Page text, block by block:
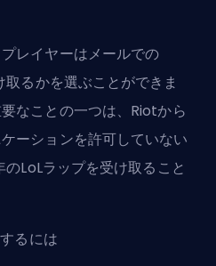
レイヤーはメールでの
るかを選ぶことができま
なことの一つは、Riotから
ーションを許可していない
LoLラップを受け取ること
るには